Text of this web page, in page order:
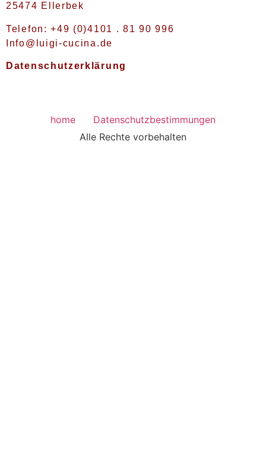
25474 Ellerbek
Telefon: +49 (0)4101 . 81 90 996
Info@luigi-cucina.de
Datenschutzerklärung
home
Datenschutzbestimmungen
Alle Rechte vorbehalten